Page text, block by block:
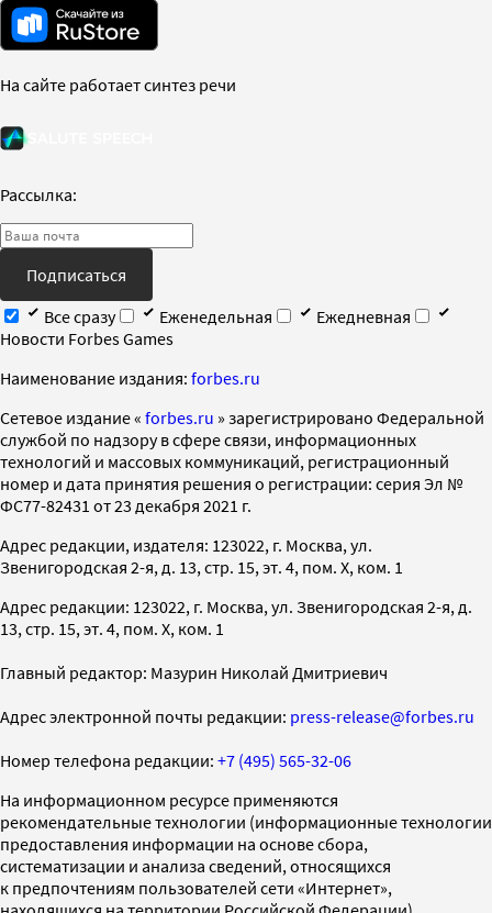
На сайте работает синтез речи
Рассылка:
Подписаться
Все сразу
Еженедельная
Ежедневная
Новости Forbes Games
Наименование издания: forbes.ru
Cетевое издание « forbes.ru » зарегистрировано Федеральной
службой по надзору в сфере связи, информационных
технологий и массовых коммуникаций, регистрационный
номер и дата принятия решения о регистрации: серия Эл №
ФС77-82431 от 23 декабря 2021 г.
Адрес редакции, издателя: 123022, г. Москва, ул.
Звенигородская 2-я, д. 13, стр. 15, эт. 4, пом. X, ком. 1
Адрес редакции: 123022, г. Москва, ул. Звенигородская 2-я, д.
13, стр. 15, эт. 4, пом. X, ком. 1
Главный редактор: Мазурин Николай Дмитриевич
Адрес электронной почты редакции: press-release@forbes.ru
Номер телефона редакции: +7 (495) 565-32-06
На информационном ресурсе применяются
рекомендательные технологии (информационные технологии
предоставления информации на основе сбора,
систематизации и анализа сведений, относящихся
к предпочтениям пользователей сети «Интернет»,